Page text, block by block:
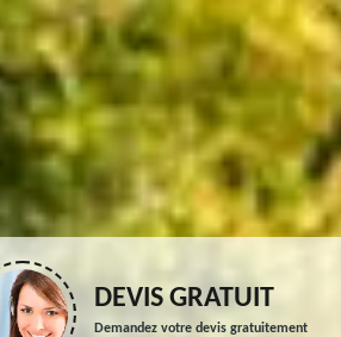
DEVIS GRATUIT
Demandez votre devis gratuitement